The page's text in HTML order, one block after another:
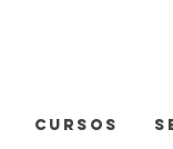
CURSOS